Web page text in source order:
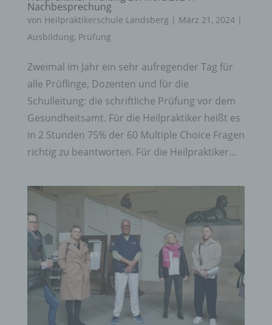
Nachbesprechung
von Heilpraktikerschule Landsberg | März 21, 2024|
Ausbildung, Prüfung
Zweimal im Jahr ein sehr aufregender Tag für
alle Prüflinge, Dozenten und für die
Schulleitung: die schriftliche Prüfung vor dem
Gesundheitsamt. Für die Heilpraktiker heißt es
in 2 Stunden 75% der 60 Multiple Choice Fragen
richtig zu beantworten. Für die Heilpraktiker...